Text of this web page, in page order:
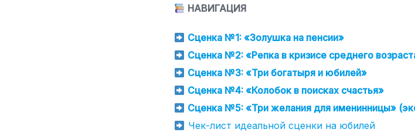
НАВИГАЦИЯ
Сценка №1: «Золушка на пенсии»
Сценка №2: «Репка в кризисе среднего
Сценка №3: «Три богатыря и юбилей»
Сценка №4: «Колобок в поисках счастья»
Сценка №5: «Три желания для именинницы»
Чек-лист идеальной сценки на юбилей